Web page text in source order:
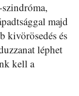
majd
kivörösedés és
léphet
kell a